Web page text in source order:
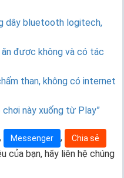
dây bluetooth logitech,
ăn được không và có tác
than, không có internet
này xuống từ Play”
, Messenger , Chia sẻ
của bạn, hãy liên hệ chúng